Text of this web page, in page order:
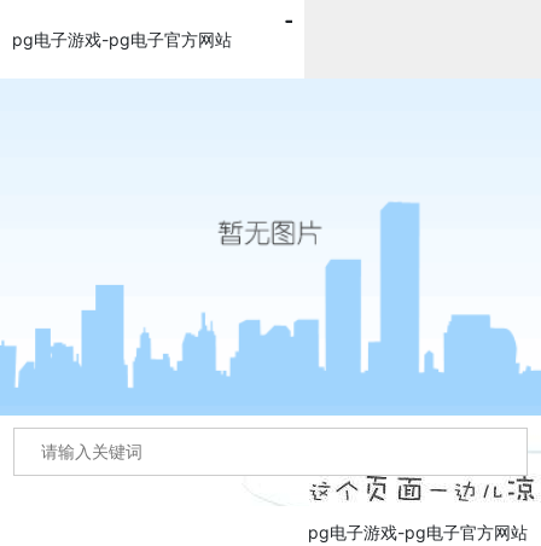
pg电子游戏-pg电子官方网站
pg电子游戏-pg电子官方网站